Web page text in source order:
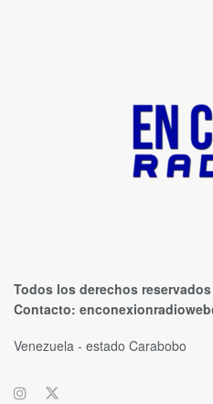
Todos los derechos reservados
Contacto:
Venezuela - estado Carabobo